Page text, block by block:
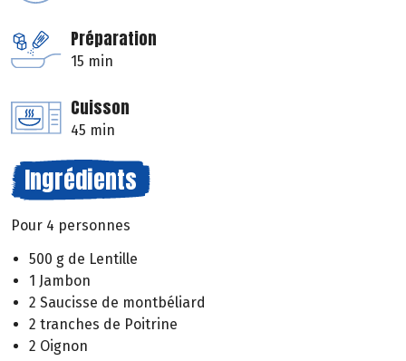
Préparation
15 min
Cuisson
45 min
Ingrédients
Pour 4 personnes
500 g de Lentille
1 Jambon
2 Saucisse de montbéliard
2 tranches de Poitrine
2 Oignon